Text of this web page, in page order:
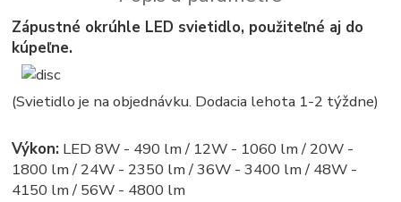
Zápustné okrúhle LED svietidlo, použiteľné aj do
kúpeľne.
(Svietidlo je na objednávku. Dodacia lehota 1-2 týždne)
Výkon: LED 8W - 490 lm / 12W - 1060 lm / 20W -
1800 lm / 24W - 2350 lm / 36W - 3400 lm / 48W -
4150 lm / 56W - 4800 lm